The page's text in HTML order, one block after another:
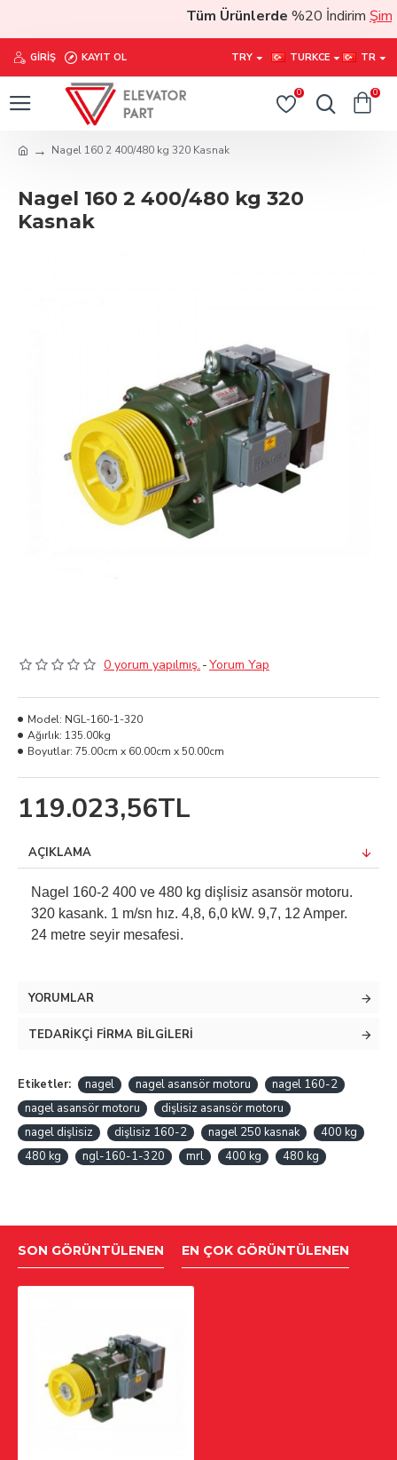
Tüm Ürünlerde%20 İndirimŞimdi
GIRIŞ KAYIT OL TRY TURKCE TR
0 0
Nagel 160 2 400/480 kg 320 Kasnak
Nagel 160 2 400/480 kg 320
Kasnak
0 yorum yapılmış. -Yorum Yap
119.023,56TL
Model: NGL-160-1-320
Ağırlık: 135.00kg
Boyutlar: 75.00cm x 60.00cm x 50.00cm
AÇIKLAMA
Nagel 160-2 400 ve 480 kg dişlisiz asansör motoru.
320 kasank. 1 m/sn hız. 4,8, 6,0 kW. 9,7, 12 Amper.
24 metre seyir mesafesi.
YORUMLAR
TEDARIKÇI FIRMA BILGILERI
Etiketler: nagel nagel asansör motoru
nagel 160-2
nagel asansör motoru
dişlisiz asansör motoru
nagel dişlisiz
dişlisiz 160-2 nagel 250 kasnak
400 kg
480 kg
ngl-160-1-320 mrl 400 kg 480 kg
SON GÖRÜNTÜLENEN EN ÇOK GÖRÜNTÜLENEN